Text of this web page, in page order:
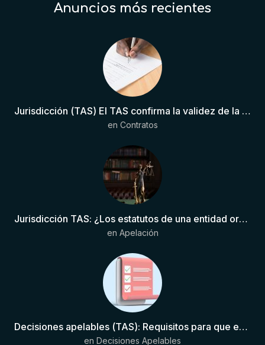
Anuncios más recientes
Jurisdicción (TAS) El TAS confirma la validez de la cláusula de sumisión jurisdiccional en el contrato del futbolista.
en Contratos
Jurisdicción TAS: ¿Los estatutos de una entidad organizadora de una liga de fútbol pueden otorgar competencia de forma directa al TAS?
en Apelación
Decisiones apelables (TAS): Requisitos para que exista una decisión
en Decisiones Apelables